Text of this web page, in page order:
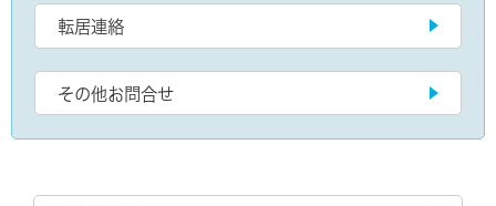
転居連絡
その他お問合せ